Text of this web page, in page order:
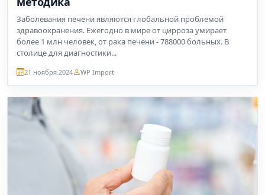
Заболевания печени являются глобальной проблемой
здравоохранения. Ежегодно в мире от цирроза умирает
более 1 млн человек, от рака печени - 788000 больных. В
столице для диагностики...
21 ноября 2024 WP Import